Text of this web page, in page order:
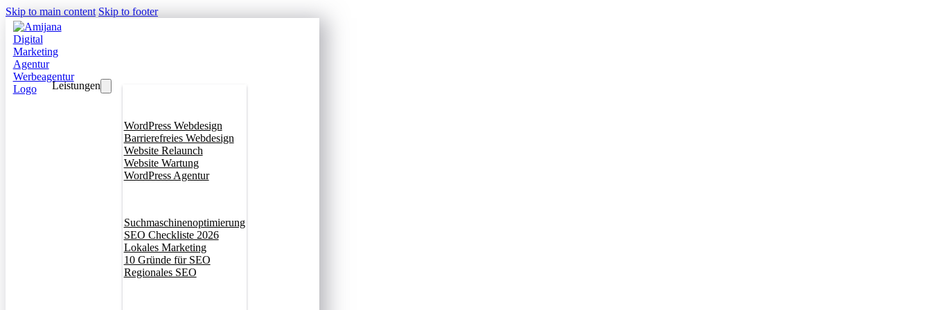
Skip to main content Skip to footer
Leistungen
WordPress Webdesign
Barrierefreies Webdesign
Website Relaunch
Website Wartung
WordPress Agentur
Suchmaschinenoptimierung
SEO Checkliste 2026
Lokales Marketing
10 Gründe für SEO
Regionales SEO